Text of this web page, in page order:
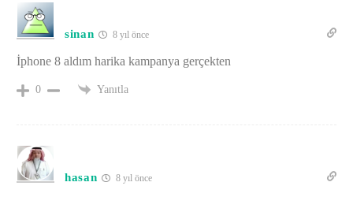
sinan 8 yıl önce
İphone 8 aldım harika kampanya gerçekten
0 Yanıtla
hasan 8 yıl önce